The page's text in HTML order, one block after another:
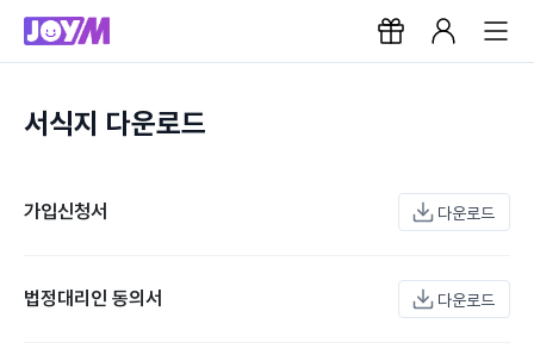
서식지 다운로드
가입신청서 다운로드
법정대리인 동의서 다운로드